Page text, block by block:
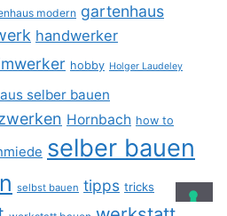
modern gartenhaus
handwerker
hobby Holger Laudeley
selber bauen
Hornbach how to
selber bauen
selbst bauen tipps tricks